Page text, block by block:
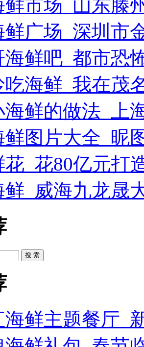
鲜市场_山东滕
鲜广场_深圳市
海鲜吧_都市恐
吃海鲜_我在茂
海鲜的做法_上
鲜图片大全_昵
花_花80亿元打
鲜_威海九龙晟
搜 索
海鲜主题餐厅_